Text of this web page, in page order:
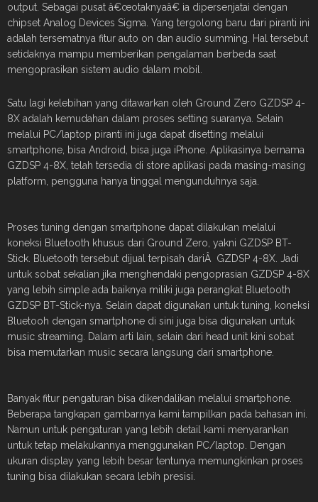
output. Sebagai pusat â€œotaknyaâ€ ia dipersenjatai dengan
chipset Analog Devices Sigma. Yang tergolong baru dari piranti ini
adalah tersematnya fitur auto on dan audio summing. Hal tersebut
setidaknya mampu memberikan pengalaman berbeda saat
mengoprasikan sistem audio dalam mobil.
Satu lagi kelebihan yang ditawarkan oleh Ground Zero GZDSP 4-
8X adalah kemudahan dalam proses setting suaranya. Selain
melalui PC/laptop piranti ini juga dapat disetting melalui
smartphone, bisa Android, bisa juga iPhone. Aplikasinya bernama
GZDSP 4-8X, telah tersedia di store aplikasi pada masing-masing
platform, pengguna hanya tinggal mengunduhnya saja.
Proses tuning dengan smartphone dapat dilakukan melalui
koneksi Bluetooth khusus dari Ground Zero, yakni GZDSP BT-
Stick. Bluetooth tersebut dijual terpisah dariÂ GZDSP 4-8X. Jadi
untuk sobat sekalian jika menghendaki pengoprasian GZDSP 4-8X
yang lebih simple ada baiknya miliki juga perangkat Bluetooth
GZDSP BT-Stick-nya. Selain dapat digunakan untuk tuning, koneksi
Bluetooh dengan smartphone di sini juga bisa digunakan untuk
music streaming. Dalam arti lain, selain dari head unit kini sobat
bisa memutarkan music secara langsung dari smartphone.
Banyak fitur pengaturan bisa dikendalikan melalui smartphone.
Beberapa tangkapan gambarnya kami tampilkan pada bahasan ini.
Namun untuk pengaturan yang lebih detail kami menyarankan
untuk tetap melakukannya menggunakan PC/laptop. Dengan
ukuran display yang lebih besar tentunya memungkinkan proses
tuning bisa dilakukan secara lebih presisi.